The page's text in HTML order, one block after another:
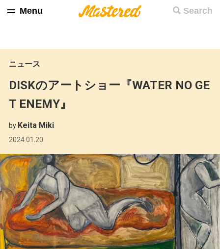
Search
Menu
ニュース
DISKのアートショー『WATER NO GE
T ENEMY』
by Keita Miki
2024.01.20